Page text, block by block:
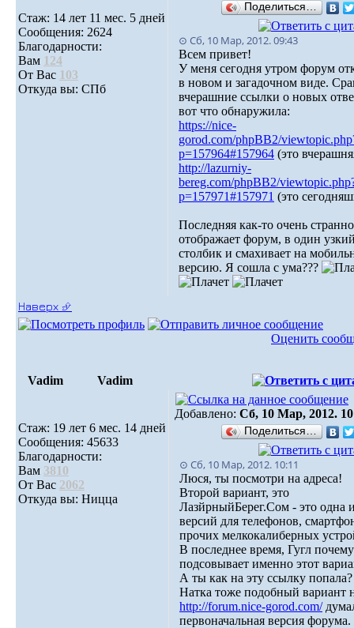
Стаж: 14 лет 11 мес. 5 дней
Сообщения: 2624
Благодарности:
Вам 124
От Вас 103
Откуда вы: СПб
Поделиться…
⊙ Сб, 10 Мар, 2012. 09:43
Всем привет!
У меня сегодня утром форум
в новом и загадочном виде.
вчерашние ссылки о новых
вот что обнаружила:
https://nice-
gorod.com/phpBB2/
p=157964#157964 (это
http://lazurniy-
bereg.com/phpBB2/
p=157971#157971 (это
Последняя как-то очень странно
отображает форум, в один
столбик и смахивает на
версию. Я сошла с ума???
Наверх ⮵
Оценить
Vadim Vadim
Стаж: 19 лет 6 мес. 14 дней
Сообщения: 45633
Благодарности:
Вам 3810
От Вас 2062
Откуда вы: Ницца
Добавлено: Сб, 10 Мар, 2012.
Поделиться…
⊙ Сб, 10 Мар, 2012. 10:11
Люся, ты посмотри на адреса!
Второй вариант, это
ЛазйрныйБерег.Сом - это одна
версий для телефонов,
прочих мелкокалиберных
В последнее время, Гугл
подсовывает именно этот
А ты как на эту ссылку попала?
Натка тоже подобный вариант
http://forum.nice-gorod.com/
первоначальная версия форума.